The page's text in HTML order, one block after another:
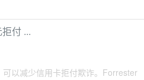
付 ...
以减少信用卡拒付欺诈。Forrester